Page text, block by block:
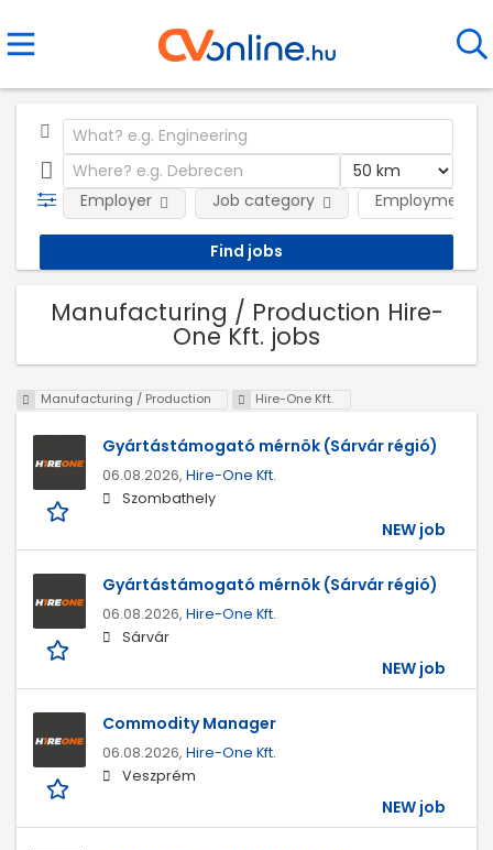
Employment
Employer Job category
Manufacturing / Production Hire-
One Kft. jobs
Manufacturing / Production Hire-One Kft.
Gyártástámogató mérnök (Sárvár régió)
06.08.2026, Hire-One Kft.
Szombathely
NEW job
Gyártástámogató mérnök (Sárvár régió)
06.08.2026, Hire-One Kft.
Sárvár
NEW job
Commodity Manager
06.08.2026, Hire-One Kft.
Veszprém
NEW job